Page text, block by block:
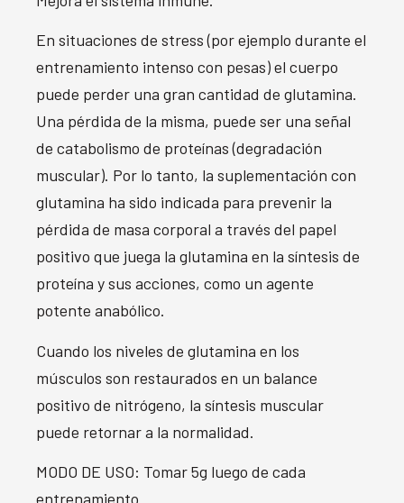
En situaciones de stress (por ejemplo durante el
entrenamiento intenso con pesas) el cuerpo
puede perder una gran cantidad de glutamina.
Una pérdida de la misma, puede ser una señal
de catabolismo de proteínas (degradación
muscular). Por lo tanto, la suplementación con
glutamina ha sido indicada para prevenir la
pérdida de masa corporal a través del papel
positivo que juega la glutamina en la síntesis de
proteína y sus acciones, como un agente
potente anabólico.
Cuando los niveles de glutamina en los
músculos son restaurados en un balance
positivo de nitrógeno, la síntesis muscular
puede retornar a la normalidad.
MODO DE USO: Tomar 5g luego de cada
entrenamiento.